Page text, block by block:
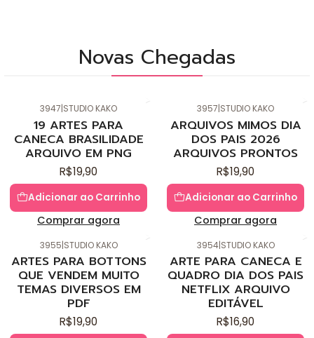
Novas Chegadas
3947|STUDIO KAKO
19 ARTES PARA
CANECA BRASILIDADE
ARQUIVO EM PNG
R$19,90
Adicionar ao Carrinho
Comprar agora
3957|STUDIO KAKO
ARQUIVOS MIMOS DIA
DOS PAIS 2026
ARQUIVOS PRONTOS
R$19,90
Adicionar ao Carrinho
Comprar agora
3955|STUDIO KAKO
ARTES PARA BOTTONS
QUE VENDEM MUITO
TEMAS DIVERSOS EM
PDF
R$19,90
3954|STUDIO KAKO
ARTE PARA CANECA E
QUADRO DIA DOS PAIS
NETFLIX ARQUIVO
EDITÁVEL
R$16,90